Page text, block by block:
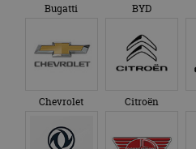
Bugatti BYD
Chevrolet Citroën